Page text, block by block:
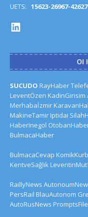
UETS: 15623-26967-42627
ΟΙ
SUCUDO RayHaber
LeventÖzen KadinGirisim
Merhabaİzmir
MakineTamir Iptidai
HaberInegol
BulmacaHaber
BulmacaCevap
KentveSağlık
RaillyNews
PersRail BlauAutonom
AutoRusNews PromptsFile